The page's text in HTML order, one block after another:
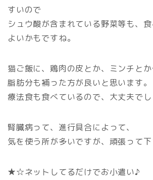
すいので
シュウ酸が含まれている野菜等も、
よいかもですね。
猫ご飯に、鶏肉の皮とか、ミンチと
脂肪分も補った方が良いと思います。
療法食も食べているので、大丈夫でし
腎臓病って、進行具合によって、
気を使う所が多いですが、頑張って下
★☆ネットしてるだけでお小遣い♪